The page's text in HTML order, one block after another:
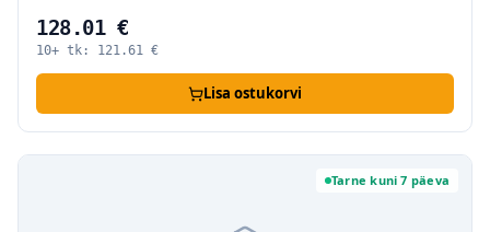
128.01 €
10+ tk: 121.61 €
Lisa ostukorvi
Tarne kuni 7 päeva